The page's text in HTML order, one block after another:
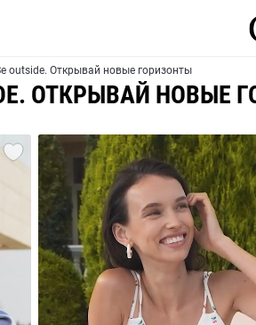
outside. Открывай новые горизонты
ОТКРЫВАЙ НОВЫЕ